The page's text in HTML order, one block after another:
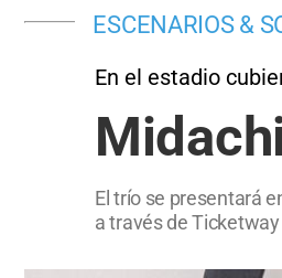
ESCENARIOS &
En el estadio
El trío se presentará
a través de